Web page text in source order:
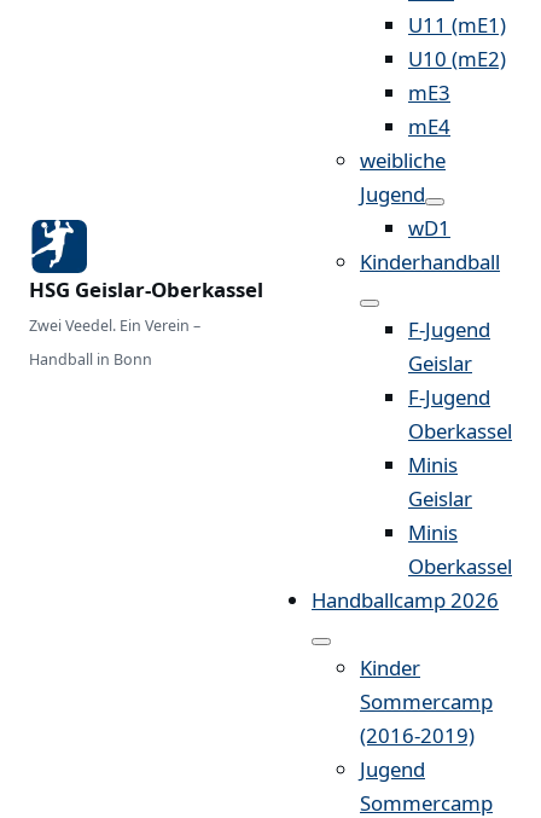
HSG Geislar-Oberkassel
Zwei Veedel. Ein Verein –
Handball in Bonn
U11 (mE1)
U10 (mE2)
mE3
mE4
weibliche
Jugend
wD1
Kinderhandball
F-Jugend
Geislar
F-Jugend
Oberkassel
Minis
Geislar
Minis
Oberkassel
Handballcamp 2026
Kinder
Sommercamp
(2016-2019)
Jugend
Sommercamp